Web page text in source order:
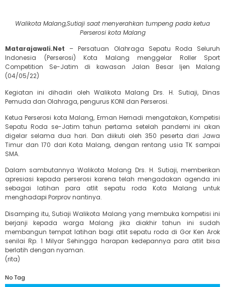
Walikota Malang,Sutiaji saat menyerahkan tumpeng pada ketua
Perserosi kota Malang
Matarajawali.Net – Persatuan Olahraga Sepatu Roda Seluruh
Indonesia (Perserosi) Kota Malang menggelar Roller Sport
Competition Se-Jatim di kawasan Jalan Besar Ijen Malang
(04/05/22)
Kegiatan ini dihadiri oleh Walikota Malang Drs. H. Sutiaji, Dinas
Pemuda dan Olahraga, pengurus KONI dan Perserosi.
Ketua Perserosi kota Malang, Erman Hernadi mengatakan, Kompetisi
Sepatu Roda se-Jatim tahun pertama setelah pandemi ini akan
digelar selama dua hari. Dan diikuti oleh 350 peserta dari Jawa
Timur dan 170 dari Kota Malang, dengan rentang usia TK sampai
SMA.
Dalam sambutannya Walikota Malang Drs. H. Sutiaji, memberikan
apresiasi kepada perserosi karena telah mengadakan agenda ini
sebagai latihan para atlit sepatu roda Kota Malang untuk
menghadapi Porprov nantinya.
Disamping itu, Sutiaji Walikota Malang yang membuka kompetisi ini
berjanji kepada warga Malang jika diakhir tahun ini sudah
membangun tempat latihan bagi atlit sepatu roda di Gor Ken Arok
senilai Rp. 1 Milyar Sehingga harapan kedepannya para atlit bisa
berlatih dengan nyaman.
(rita)
No Tag